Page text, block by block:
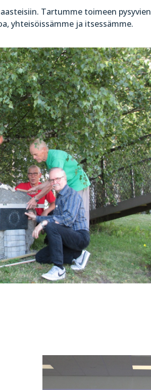
Tartumme toimeen pysyvien
yhteisöissämme ja itsessämme.